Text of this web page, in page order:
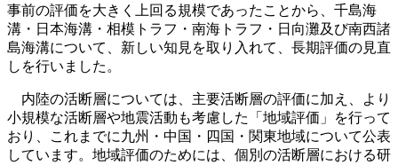
事前の評価を大きく上回る規模であったことから、千島海
溝・日本海溝・相模トラフ・南海トラフ・日向灘及び南西諸
島海溝について、新しい知見を取り入れて、長期評価の見直
しを行いました。
内陸の活断層については、主要活断層の評価に加え、より
小規模な活断層や地震活動も考慮した「地域評価」を行って
おり、これまでに九州・中国・四国・関東地域について公表
しています。地域評価のためには、個別の活断層における研